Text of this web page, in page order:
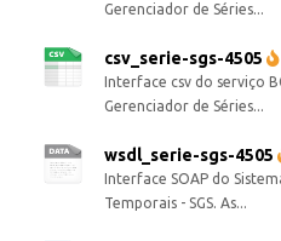
Gerenciador de Séries...
csv_serie-sgs-4505
Interface csv do serviço
Gerenciador de Séries...
wsdl_serie-sgs-4505
Interface SOAP do
Temporais - SGS. As...